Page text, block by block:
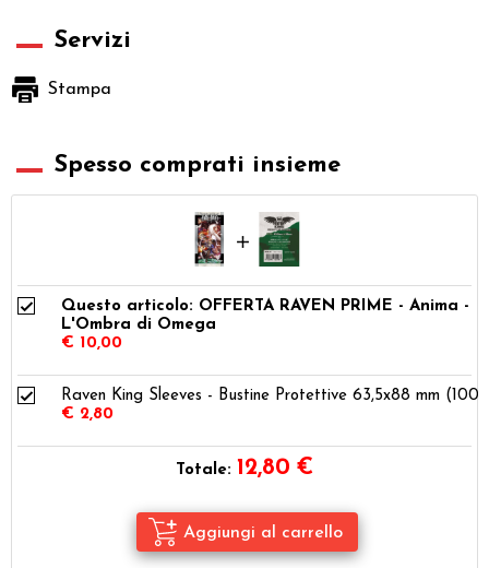
Servizi
Stampa
Spesso comprati insieme
Questo articolo: OFFERTA RAVEN PRIME - Anima -
L'Ombra di Omega
€ 10,00
Raven King Sleeves - Bustine Protettive 63,5x88 mm (100)
€ 2,80
Totale: 12,80 €